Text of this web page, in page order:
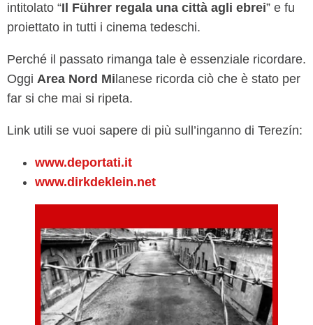
intitolato “Il Führer regala una città agli ebrei” e fu
proiettato in tutti i cinema tedeschi.
Perché il passato rimanga tale è essenziale ricordare.
Oggi Area Nord Milanese ricorda ciò che è stato per
far si che mai si ripeta.
Link utili se vuoi sapere di più sull’inganno di Terezín:
www.deportati.it
www.dirkdeklein.net